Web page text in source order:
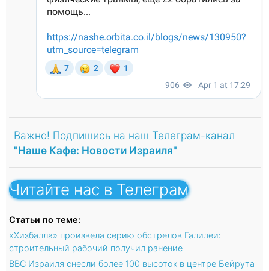
Важно! Подпишись на наш Телеграм-канал
"Наше Кафе: Новости Израиля"
Читайте нас в Телеграм
Статьи по теме:
«Хизбалла» произвела серию обстрелов Галилеи:
строительный рабочий получил ранение
ВВС Израиля снесли более 100 высоток в центре Бейрута